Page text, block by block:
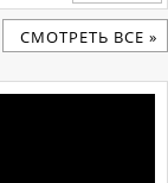
CМОТРЕТЬ ВСЕ »